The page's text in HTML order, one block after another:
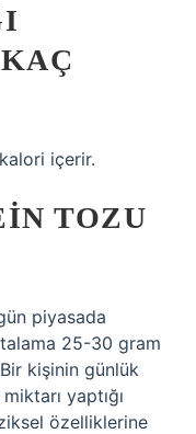
içerir.
TOZU
piyasada
25-30 gram
kişinin günlük
yaptığı
özelliklerine